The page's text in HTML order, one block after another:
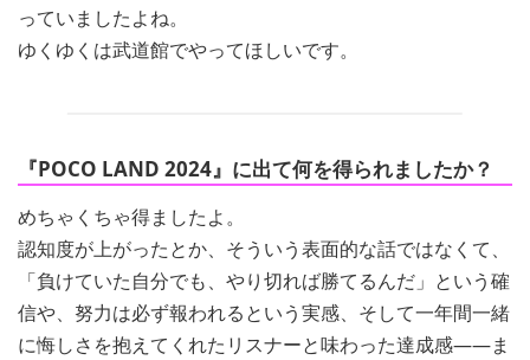
っていましたよね。
ゆくゆくは武道館でやってほしいです。
『POCO LAND 2024』に出て何を得られましたか？
めちゃくちゃ得ましたよ。
認知度が上がったとか、そういう表面的な話ではなくて、
「負けていた自分でも、やり切れば勝てるんだ」という確
信や、努力は必ず報われるという実感、そして一年間一緒
に悔しさを抱えてくれたリスナーと味わった達成感――ま